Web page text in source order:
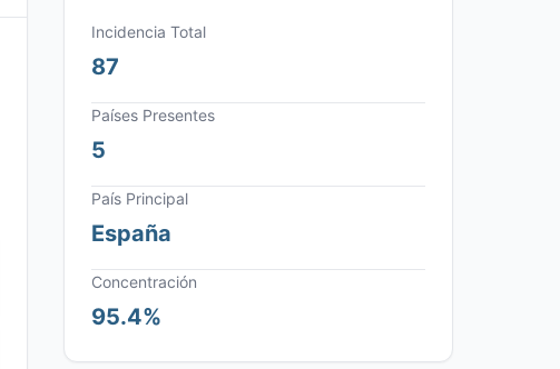
Incidencia Total
87
Países Presentes
5
País Principal
España
Concentración
95.4%